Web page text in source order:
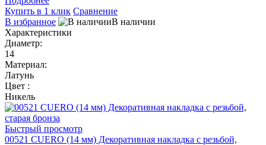
Купить в 1 клик Сравнение
В избранное
В наличии
Характеристики
Диаметр:
14
Материал:
Латунь
Цвет :
Никель
Быстрый просмотр
00521 CUERO (14 мм) Декоративная накладка с резьбой,